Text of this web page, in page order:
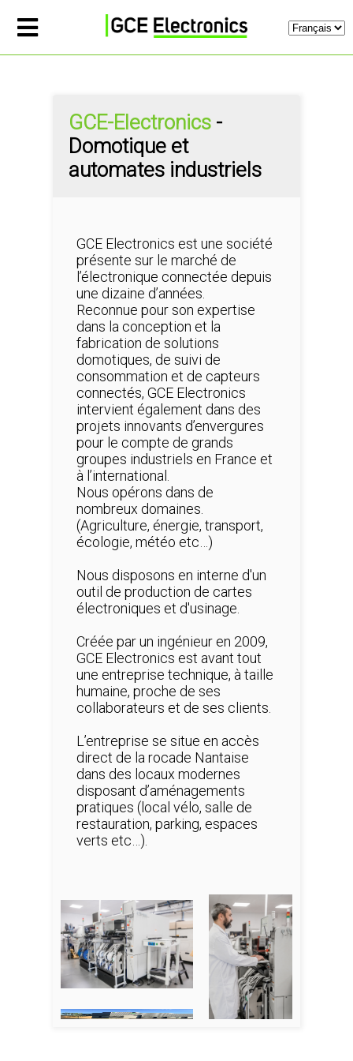
GCE-Electronics -
Domotique et
automates industriels
GCE Electronics est une société
présente sur le marché de
l’électronique connectée depuis
une dizaine d’années.
Reconnue pour son expertise
dans la conception et la
fabrication de solutions
domotiques, de suivi de
consommation et de capteurs
connectés, GCE Electronics
intervient également dans des
projets innovants d’envergures
pour le compte de grands
groupes industriels en France et
à l’international.
Nous opérons dans de
nombreux domaines.
(Agriculture, énergie, transport,
écologie, météo etc…)
Nous disposons en interne d'un
outil de production de cartes
électroniques et d'usinage.
Créée par un ingénieur en 2009,
GCE Electronics est avant tout
une entreprise technique, à taille
humaine, proche de ses
collaborateurs et de ses clients.
L’entreprise se situe en accès
direct de la rocade Nantaise
dans des locaux modernes
disposant d’aménagements
pratiques (local vélo, salle de
restauration, parking, espaces
verts etc…).